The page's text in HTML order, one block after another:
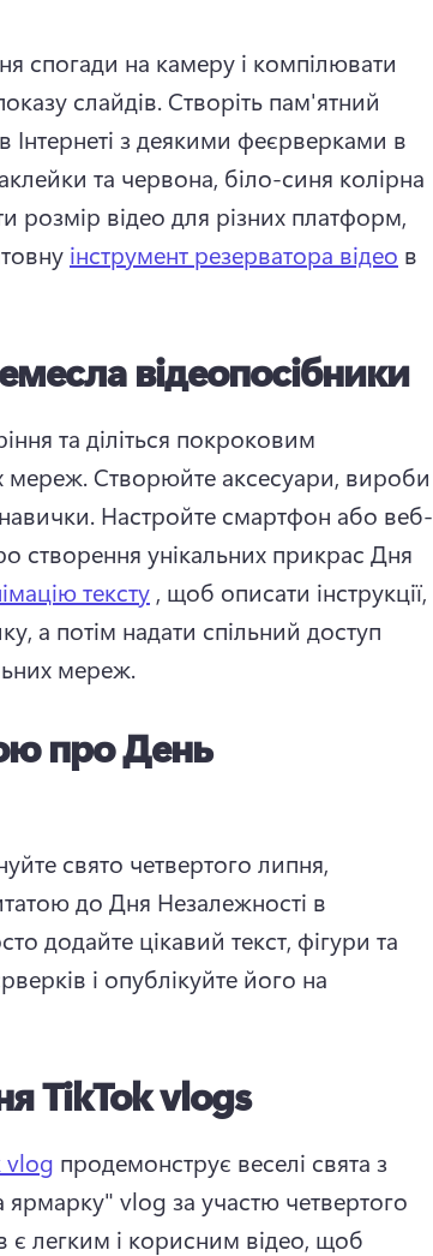
спогади на камеру і компілювати
слайдів. Створіть пам'ятний
з деякими феєрверками в
та червона, біло-синя колірна
розмір відео для різних платформ,
інструмент резерватора відео в
відеопосібники
та діліться покроковим
мереж. Створюйте аксесуари, вироби
Настройте смартфон або веб-
створення унікальних прикрас Дня
тексту , щоб описати інструкції,
а потім надати спільний доступ
мереж.
про День
свято четвертого липня,
до Дня Незалежності в
додайте цікавий текст, фігури та
і опублікуйте його на
TikTok vlogs
vlog продемонструє веселі свята з
ярмарку" vlog за участю четвертого
є легким і корисним відео, щоб